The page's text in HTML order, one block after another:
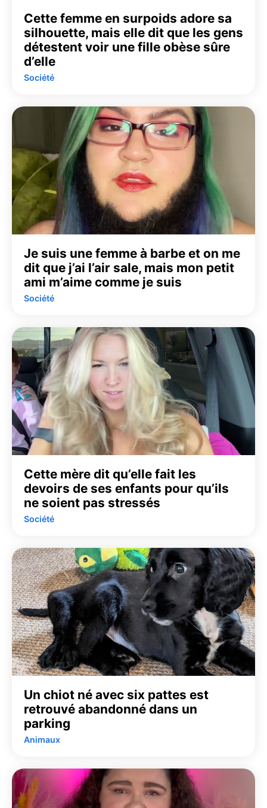
Cette femme en surpoids adore sa
silhouette, mais elle dit que les gens
détestent voir une fille obèse sûre
d’elle
Société
Je suis une femme à barbe et on me
dit que j’ai l’air sale, mais mon petit
ami m’aime comme je suis
Société
Cette mère dit qu’elle fait les
devoirs de ses enfants pour qu’ils
ne soient pas stressés
Société
Un chiot né avec six pattes est
retrouvé abandonné dans un
parking
Animaux